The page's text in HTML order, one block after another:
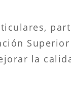
Superior
la